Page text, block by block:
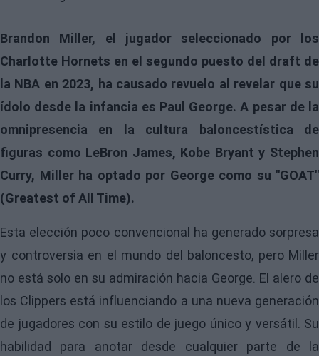
Brandon Miller, el jugador seleccionado por los
Charlotte Hornets en el segundo puesto del draft de
la NBA en 2023, ha causado revuelo al revelar que su
ídolo desde la infancia es Paul George. A pesar de la
omnipresencia en la cultura baloncestística de
figuras como LeBron James, Kobe Bryant y Stephen
Curry, Miller ha optado por George como su "GOAT"
(Greatest of All Time).
Esta elección poco convencional ha generado sorpresa
y controversia en el mundo del baloncesto, pero Miller
no está solo en su admiración hacia George. El alero de
los Clippers está influenciando a una nueva generación
de jugadores con su estilo de juego único y versátil. Su
habilidad para anotar desde cualquier parte de la